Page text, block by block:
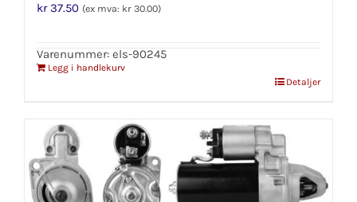
kr37.50 (ex mva: kr 30.00)
Varenummer: els-90245
Legg i handlekurv
Detaljer